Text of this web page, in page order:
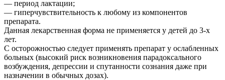
— период лактации;
— гиперчувствительность к любому из компонентов
препарата.
Данная лекарственная форма не применяется у детей до 3-х
лет.
С осторожностью следует применять препарат у ослабленных
больных (высокий риск возникновения парадоксального
возбуждения, депрессии и спутанности сознания даже при
назначении в обычных дозах).